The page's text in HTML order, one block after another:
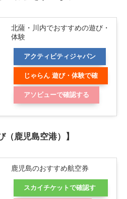
北薩・川内でおすすめの遊び・
体験
アクティビティジャパン
じゃらん 遊び・体験で確
認する
アソビューで確認する
（鹿児島空港）】
鹿児島のおすすめ航空券
スカイチケットで確認す